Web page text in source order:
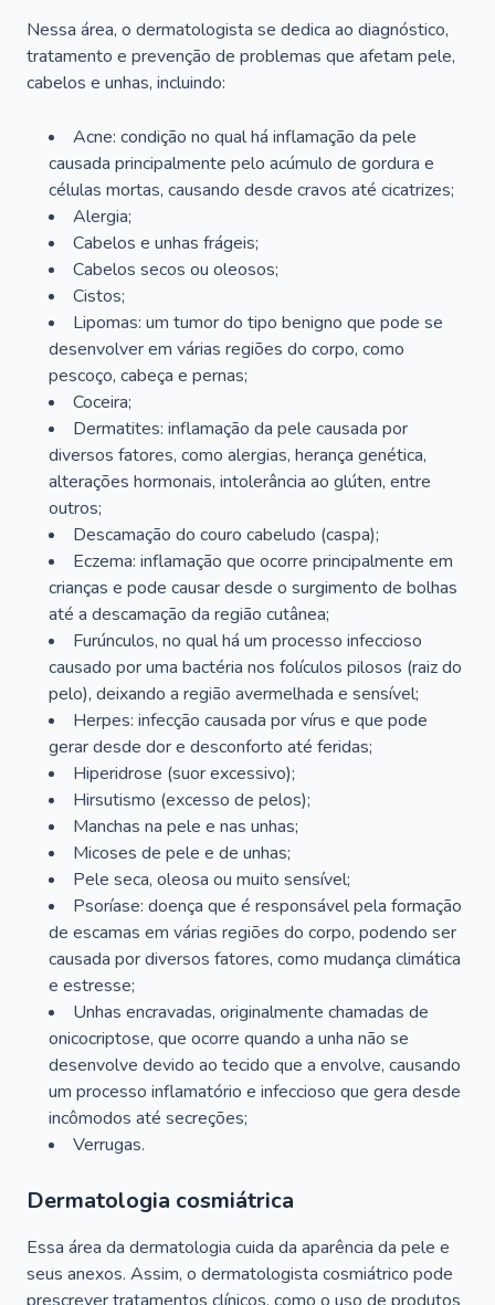
Nessa área, o dermatologista se dedica ao diagnóstico,
tratamento e prevenção de problemas que afetam pele,
cabelos e unhas, incluindo:
Acne: condição no qual há inflamação da pele
causada principalmente pelo acúmulo de gordura e
células mortas, causando desde cravos até cicatrizes;
Alergia;
Cabelos e unhas frágeis;
Cabelos secos ou oleosos;
Cistos;
Lipomas: um tumor do tipo benigno que pode se
desenvolver em várias regiões do corpo, como
pescoço, cabeça e pernas;
Coceira;
Dermatites: inflamação da pele causada por
diversos fatores, como alergias, herança genética,
alterações hormonais, intolerância ao glúten, entre
outros;
Descamação do couro cabeludo (caspa);
Eczema: inflamação que ocorre principalmente em
crianças e pode causar desde o surgimento de bolhas
até a descamação da região cutânea;
Furúnculos, no qual há um processo infeccioso
causado por uma bactéria nos folículos pilosos (raiz do
pelo), deixando a região avermelhada e sensível;
Herpes: infecção causada por vírus e que pode
gerar desde dor e desconforto até feridas;
Hiperidrose (suor excessivo);
Hirsutismo (excesso de pelos);
Manchas na pele e nas unhas;
Micoses de pele e de unhas;
Pele seca, oleosa ou muito sensível;
Psoríase: doença que é responsável pela formação
de escamas em várias regiões do corpo, podendo ser
causada por diversos fatores, como mudança climática
e estresse;
Unhas encravadas, originalmente chamadas de
onicocriptose, que ocorre quando a unha não se
desenvolve devido ao tecido que a envolve, causando
um processo inflamatório e infeccioso que gera desde
incômodos até secreções;
Verrugas.
Dermatologia cosmiátrica
Essa área da dermatologia cuida da aparência da pele e
seus anexos. Assim, o dermatologista cosmiátrico pode